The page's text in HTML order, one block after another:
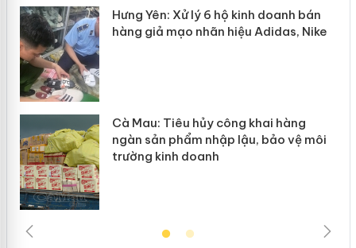
Hưng Yên: Xử lý 6 hộ kinh doanh bán
hàng giả mạo nhãn hiệu Adidas, Nike
Cà Mau: Tiêu hủy công khai hàng
ngàn sản phẩm nhập lậu, bảo vệ môi
trường kinh doanh